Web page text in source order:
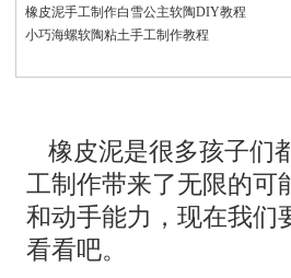
橡皮泥手工制作白雪公主软陶DIY教程
小巧海螺软陶粘土手工制作教程
橡皮泥是很多孩子们
工制作带来了无限的可
和动手能力，现在我们
看看吧。